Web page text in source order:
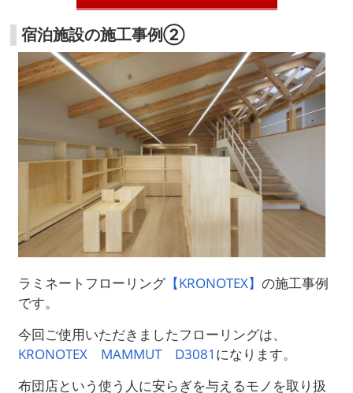
宿泊施設の施工事例②
ラミネートフローリング【KRONOTEX】の施工事例
です。
今回ご使用いただきましたフローリングは、
KRONOTEX MAMMUT D3081 になります。
布団店という使う人に安らぎを与えるモノを取り扱